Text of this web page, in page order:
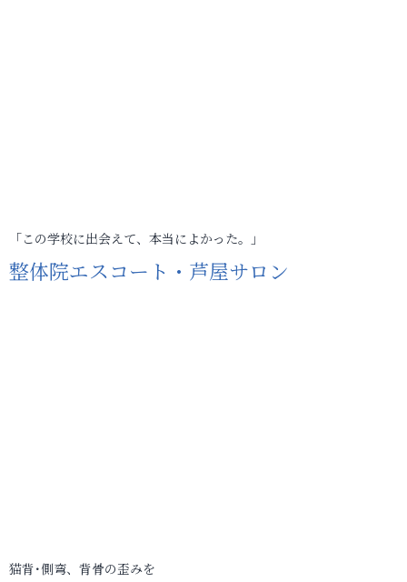
「この学校に出会えて、本当によかった。」
整体院エスコート・芦屋サロン
猫背･側弯、背骨の歪みを